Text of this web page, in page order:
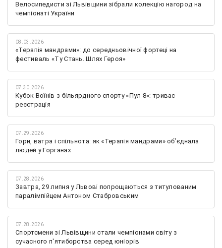
Велосипедисти зі Львівщини зібрали колекцію нагород на
чемпіонаті України
08.03.2026
«Терапія мандрами»: до середньовічної фортеці на
фестиваль «Ту Стань. Шлях Героя»
07.30.2026
Кубок Воїнів з більярдного спорту «Пул 8»: триває
реєстрація
07.29.2026
Гори, ватра і спільнота: як «Терапія мандрами» об’єднала
людей у Горганах
07.28.2026
Завтра, 29 липня у Львові попрощаються з титулованим
паралімпійцем Антоном Стабровським
07.28.2026
Спортсмени зі Львівщини стали чемпіонами світу з
сучасного п'ятиборства серед юніорів